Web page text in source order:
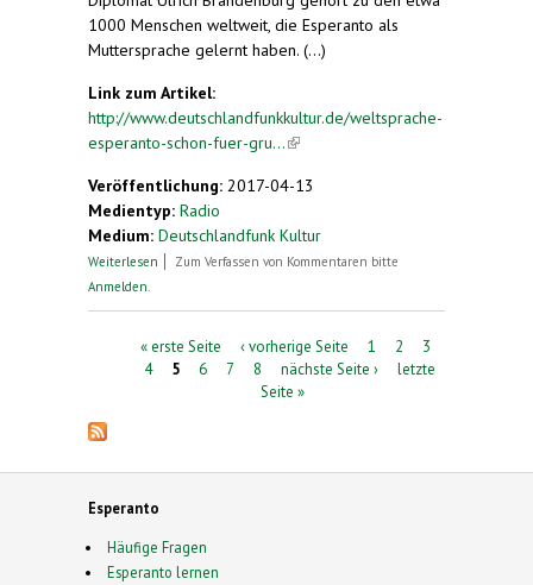
1000 Menschen weltweit, die Esperanto als
Muttersprache gelernt haben. (...)
Link zum Artikel:
http://www.deutschlandfunkkultur.de/weltsprache-
esperanto-schon-fuer-gru...(link is external)
Veröffentlichung: 2017-04-13
Medientyp: Radio
Medium: Deutschlandfunk Kultur
Weiterlesen über Weltsprache. Esperanto schon für
Zum Verfassen von Kommentaren bitte
Anmelden
Seiten« erste Seite ‹ vorherige Seite 1 2
3
4
5 6 7 8 nächste Seite ›
letzte
Seite »
Esperanto
Häufige Fragen
Esperanto lernen